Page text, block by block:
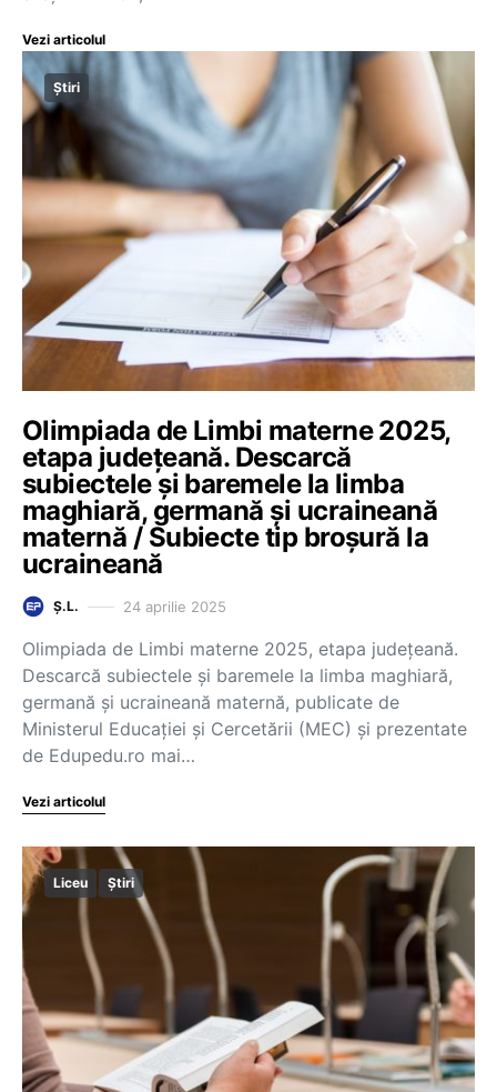
Vezi articolul
Știri
Olimpiada de Limbi materne 2025,
etapa județeană. Descarcă
subiectele și baremele la limba
maghiară, germană și ucraineană
maternă / Subiecte tip broșură la
ucraineană
Ș.L. 24 aprilie 2025
Olimpiada de Limbi materne 2025, etapa județeană.
Descarcă subiectele și baremele la limba maghiară,
germană și ucraineană maternă, publicate de
Ministerul Educației și Cercetării (MEC) și prezentate
de Edupedu.ro mai…
Vezi articolul
Liceu Știri